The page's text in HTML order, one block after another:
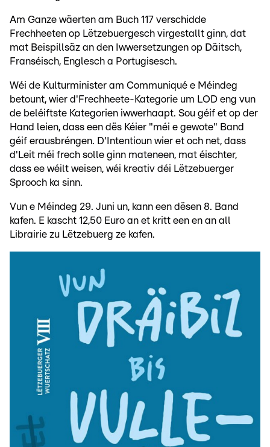
Am Ganze wäerten am Buch 117 verschidde
Frechheeten op Lëtzebuergesch virgestallt ginn, dat
mat Beispillsäz an den Iwwersetzungen op Däitsch,
Franséisch, Englesch a Portugisesch.
Wéi de Kulturminister am Communiqué e Méindeg
betount, wier d'Frechheete-Kategorie um LOD eng vun
de beléiftste Kategorien iwwerhaapt. Sou géif et op der
Hand leien, dass een dës Kéier "méi e gewote" Band
géif erausbréngen. D'Intentioun wier et och net, dass
d'Leit méi frech solle ginn mateneen, mat éischter,
dass ee wéilt weisen, wéi kreativ déi Lëtzebuerger
Sprooch ka sinn.
Vun e Méindeg 29. Juni un, kann een dësen 8. Band
kafen. E kascht 12,50 Euro an et kritt een en an all
Librairie zu Lëtzebuerg ze kafen.